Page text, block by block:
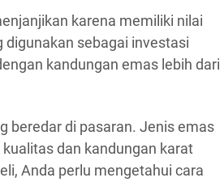
karena memiliki nilai
digunakan sebagai investasi
kandungan emas lebih dari
beredar di pasaran. Jenis emas
dan kandungan karat
Anda perlu mengetahui cara